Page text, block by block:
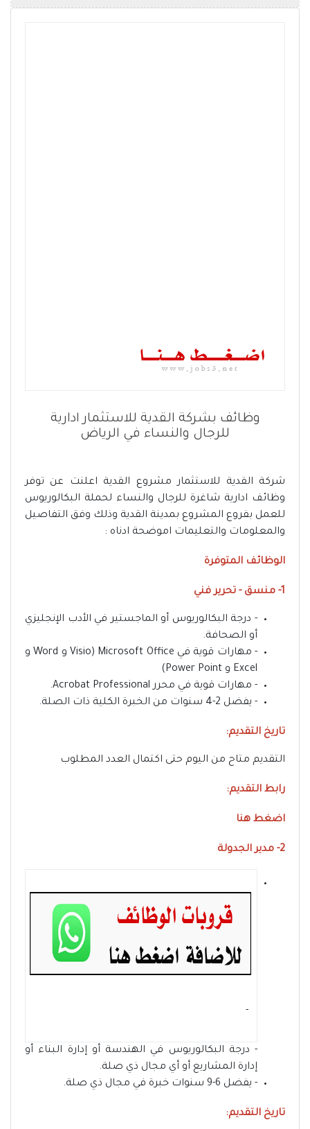
وظائف بشركة القدية للاستثمار ادارية
للرجال والنساء في الرياض
شركة القدية للاستثمار مشروع القدية اعلنت عن توفر
وظائف ادارية شاغرة للرجال والنساء لحملة البكالوريوس
للعمل بفروع المشروع بمدينة القدية وذلك وفق التفاصيل
والمعلومات والتعليمات اموضحة ادناه :
الوظائف المتوفرة
1- منسق - تحرير فني
- درجة البكالوريوس أو الماجستير في الأدب الإنجليزي
أو الصحافة.
- مهارات قوية في Microsoft Office (Visio و Word و
Excel و Power Point)
- مهارات قوية في محرر Acrobat Professional.
- يفضل 2-4 سنوات من الخبرة الكلية ذات الصلة.
تاريخ التقديم:
التقديم متاح من اليوم حتى اكتمال العدد المطلوب
رابط التقديم:
اضغط هنا
2- مدير الجدولة
- ‏
- درجة البكالوريوس في الهندسة أو إدارة البناء أو
إدارة المشاريع أو أي مجال ذي صلة.
- يفضل 6-9 سنوات خبرة في مجال ذي صلة.
تاريخ التقديم: